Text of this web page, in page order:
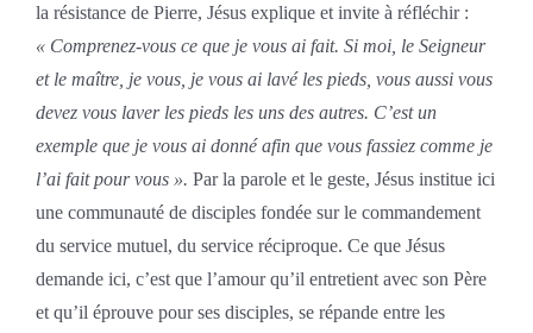
la résistance de Pierre, Jésus explique et invite à réfléchir :
« Comprenez-vous ce que je vous ai fait. Si moi, le Seigneur
et le maître, je vous, je vous ai lavé les pieds, vous aussi vous
devez vous laver les pieds les uns des autres. C’est un
exemple que je vous ai donné afin que vous fassiez comme je
l’ai fait pour vous ». Par la parole et le geste, Jésus institue ici
une communauté de disciples fondée sur le commandement
du service mutuel, du service réciproque. Ce que Jésus
demande ici, c’est que l’amour qu’il entretient avec son Père
et qu’il éprouve pour ses disciples, se répande entre les